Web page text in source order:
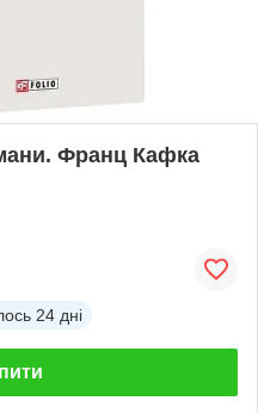
Франц Кафка
24 дні